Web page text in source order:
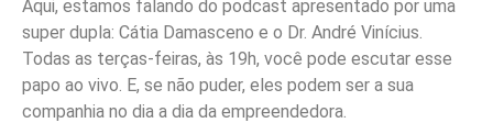
Aqui, estamos falando do podcast apresentado por uma
super dupla: Cátia Damasceno e o Dr. André Vinícius.
Todas as terças-feiras, às 19h, você pode escutar esse
papo ao vivo. E, se não puder, eles podem ser a sua
companhia no dia a dia da empreendedora.